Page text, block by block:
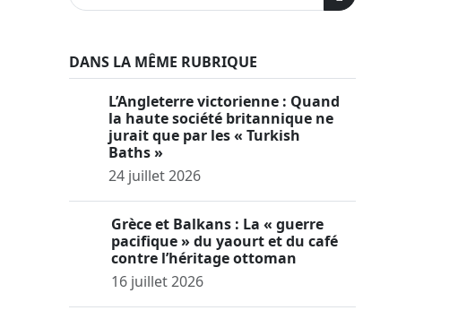
DANS LA MÊME RUBRIQUE
L’Angleterre victorienne : Quand
la haute société britannique ne
jurait que par les « Turkish
Baths »
24 juillet 2026
Grèce et Balkans : La « guerre
pacifique » du yaourt et du café
contre l’héritage ottoman
16 juillet 2026